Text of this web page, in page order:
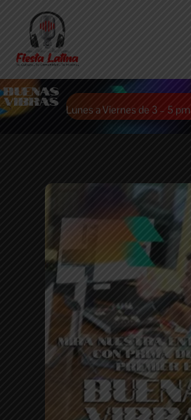
Lunes a Viernes de 3 – 5 pm